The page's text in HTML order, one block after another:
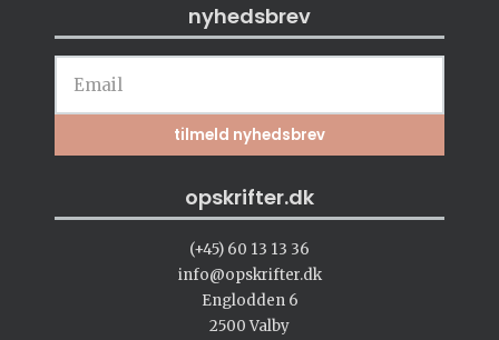
nyhedsbrev
opskrifter.dk
(+45) 60 13 13 36
info@opskrifter.dk
Englodden 6
2500 Valby